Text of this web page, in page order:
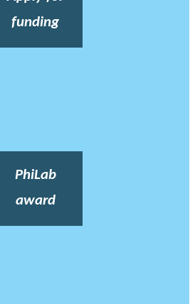
funding
PhiLab
award